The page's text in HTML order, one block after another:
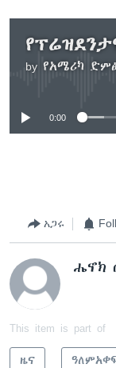
by የአሜሪካ
No
0:00
አጋሩ
ሔኖክ
This item is part of
ዜና